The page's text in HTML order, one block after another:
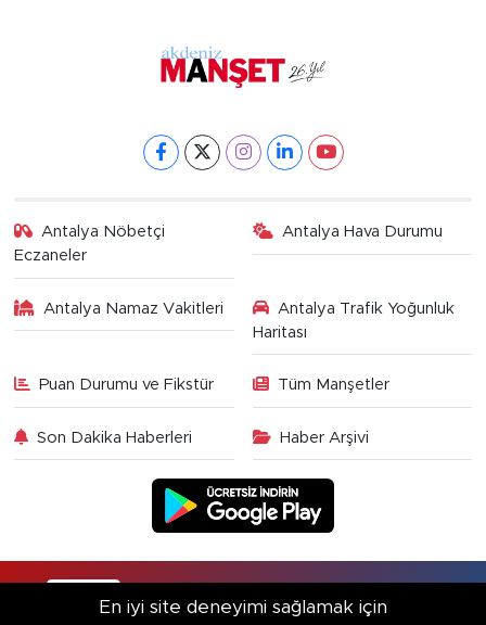
Antalya Nöbetçi
Eczaneler
Antalya Hava Durumu
Antalya Namaz Vakitleri
Antalya Trafik Yoğunluk
Haritası
Puan Durumu ve Fikstür Tüm Manşetler
Son Dakika Haberleri Haber Arşivi
En iyi site deneyimi sağlamak için